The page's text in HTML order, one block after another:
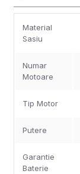
Material
Sasiu
Numar
Motoare
Tip Motor
Putere
Garantie
Baterie